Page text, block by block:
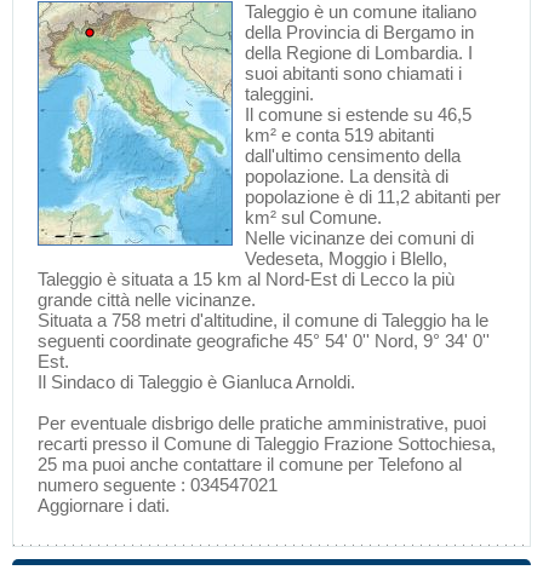
Taleggio è un comune italiano
della Provincia di Bergamo in
della Regione di Lombardia. I
suoi abitanti sono chiamati i
taleggini.
Il comune si estende su 46,5
km² e conta 519 abitanti
dall'ultimo censimento della
popolazione. La densità di
popolazione è di 11,2 abitanti per
km² sul Comune.
Nelle vicinanze dei comuni di
Vedeseta, Moggio i Blello,
Taleggio è situata a 15 km al Nord-Est di Lecco la più
grande città nelle vicinanze.
Situata a 758 metri d'altitudine, il comune di Taleggio ha le
seguenti coordinate geografiche 45° 54' 0'' Nord, 9° 34' 0''
Est.
Il Sindaco di Taleggio è Gianluca Arnoldi.
Per eventuale disbrigo delle pratiche amministrative, puoi
recarti presso il Comune di Taleggio Frazione Sottochiesa,
25 ma puoi anche contattare il comune per Telefono al
numero seguente : 034547021
Aggiornare i dati.